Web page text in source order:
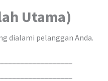
Utama)
dialami pelanggan Anda.